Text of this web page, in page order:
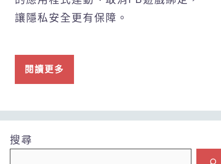
讓隱私安全更有保障。
閱讀更多
搜尋